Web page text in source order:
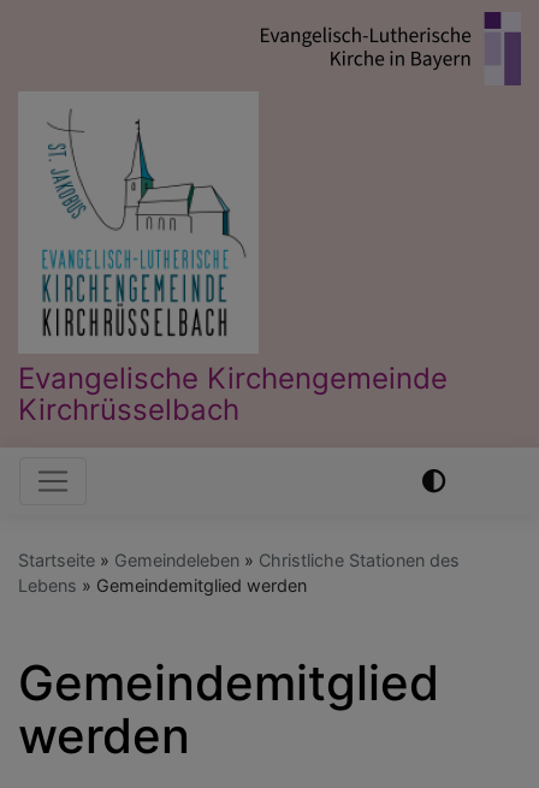
Evangelische Kirchengemeinde
Kirchrüsselbach
Hauptnavigation
Startseite Gemeindeleben
Christliche Stationen des
Lebens
Gemeindemitglied werden
Gemeindemitglied
werden